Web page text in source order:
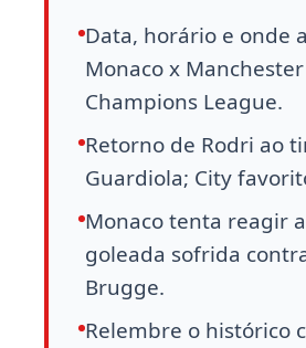
Data, horário e onde
Monaco x
Champions League.
Retorno de Rodri ao
Guardiola; City
Monaco tenta reagir
goleada sofrida
Brugge.
Relembre o histórico